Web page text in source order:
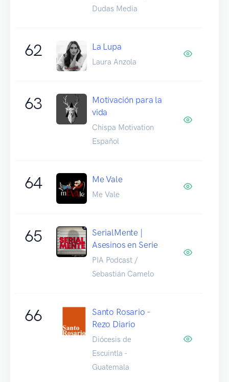
Dudas Media
62 La Lupa
Laura Anzola
63
Motivación para la
vida
Chispa Motivation
Español
64 Me Vale
Me Vale
65
SerialMente |
Asesinos en Serie
PIA Podcast /
Sebastián Camelo
66
Santo Rosario -
Rezo Diario
Diócesis de
Escuintla -
Guatemala